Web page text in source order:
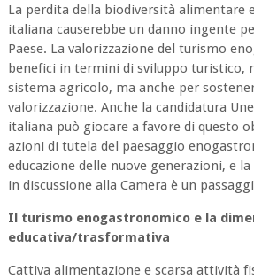
La perdita della biodiversità alimentare
italiana causerebbe un danno ingente
Paese. La valorizzazione del turismo
benefici in termini di sviluppo turistico,
sistema agricolo, ma anche per
valorizzazione. Anche la candidatura
italiana può giocare a favore di questo
azioni di tutela del paesaggio
educazione delle nuove generazioni, e
in discussione alla Camera è un
Il turismo enogastronomico e la
educativa/trasformativa
Cattiva alimentazione e scarsa attività